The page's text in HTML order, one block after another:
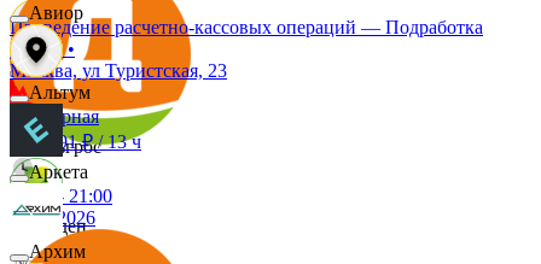
Звезда
Зельгрос
Зенден
Авиор
Альтум
Аркета
Архим
Проведение расчетно-кассовых операций — Подработка
Дикси•
Москва, ул Туристская, 23
Планерная
4 199,91 ₽/13 ч
- 21:00
11.08.2026